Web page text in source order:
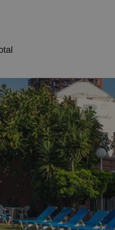
Inn Hotel
Vila-Real Palace
Vila-real Marina Azul